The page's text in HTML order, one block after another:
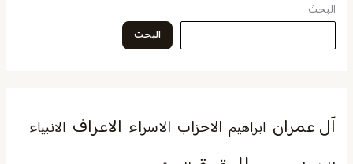
البحث
البحث
آل عمران ابراهيم الاحزاب الاسراء الاعراف الانبياء